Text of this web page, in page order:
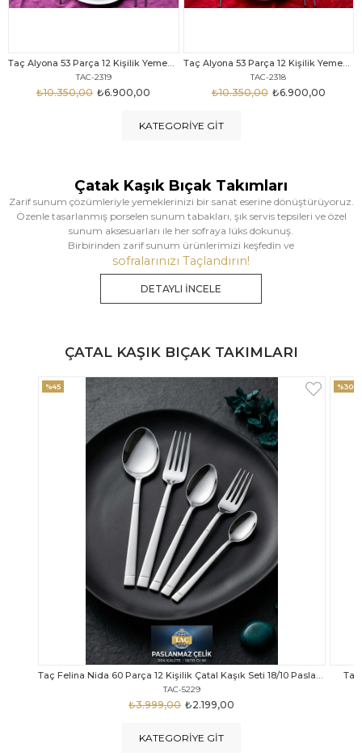
Taç Alyona 53 Parça 12 Kişilik Yemek Takımı Gold
TAC-2318
₺6.900,00
₺10.350,00
Taç Eliza Alyona 53 Parça 12 Kişilik Yemek Takımı Platin
TAC-2316
₺9.499,00
₺12.669,00
KATEGORIYE GIT
Çatak Kaşık Bıçak Takımları
Zarif sunum çözümleriyle yemeklerinizi bir sanat eserine dönüştürüyoruz.
Özenle tasarlanmış porselen sunum tabakları, şık servis tepsileri ve özel
sunum aksesuarları ile her sofraya lüks dokunuş.
Birbirinden zarif sunum ürünlerimizi keşfedin ve
sofralarınızı Taçlandırın!
DETAYLI İNCELE
ÇATAL KAŞIK BIÇAK TAKIMLARI
Taç Calista Tivoli 72 Parça 12 Kişilik Çatal Kaşık Bıçak Seti
TAC-5040
₺2.999,00
₺4.289,00
%30
Taç
%33
KATEGORIYE GIT